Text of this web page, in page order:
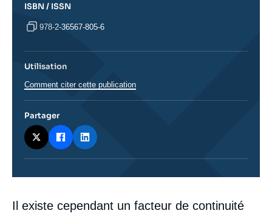
Corps
analyses
Il existe cependant un facteur de continuité
ISBN / ISSN
978-2-36567-805-6
Utilisation
Comment citer cette publication
Partager